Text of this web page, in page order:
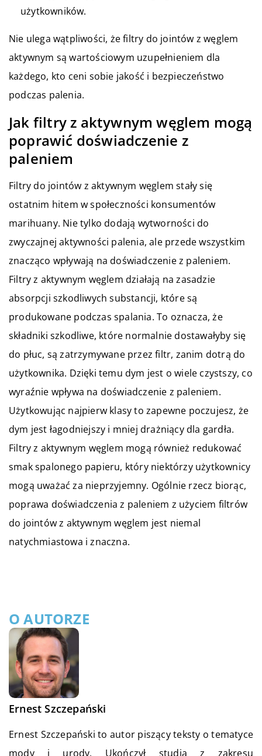
użytkowników.
Nie ulega wątpliwości, że filtry do jointów z węglem
aktywnym są wartościowym uzupełnieniem dla
każdego, kto ceni sobie jakość i bezpieczeństwo
podczas palenia.
Jak filtry z aktywnym węglem mogą
poprawić doświadczenie z
paleniem
Filtry do jointów z aktywnym węglem stały się
ostatnim hitem w społeczności konsumentów
marihuany. Nie tylko dodają wytworności do
zwyczajnej aktywności palenia, ale przede wszystkim
znacząco wpływają na doświadczenie z paleniem.
Filtry z aktywnym węglem działają na zasadzie
absorpcji szkodliwych substancji, które są
produkowane podczas spalania. To oznacza, że
składniki szkodliwe, które normalnie dostawałyby się
do płuc, są zatrzymywane przez filtr, zanim dotrą do
użytkownika. Dzięki temu dym jest o wiele czystszy, co
wyraźnie wpływa na doświadczenie z paleniem.
Użytkowując najpierw klasy to zapewne poczujesz, że
dym jest łagodniejszy i mniej drażniący dla gardła.
Filtry z aktywnym węglem mogą również redukować
smak spalonego papieru, który niektórzy użytkownicy
mogą uważać za nieprzyjemny. Ogólnie rzecz biorąc,
poprawa doświadczenia z paleniem z użyciem filtrów
do jointów z aktywnym węglem jest niemal
natychmiastowa i znaczna.
O AUTORZE
Ernest Szczepański
Ernest Szczepański to autor piszący teksty o tematyce
mody i urody. Ukończył studia z zakresu